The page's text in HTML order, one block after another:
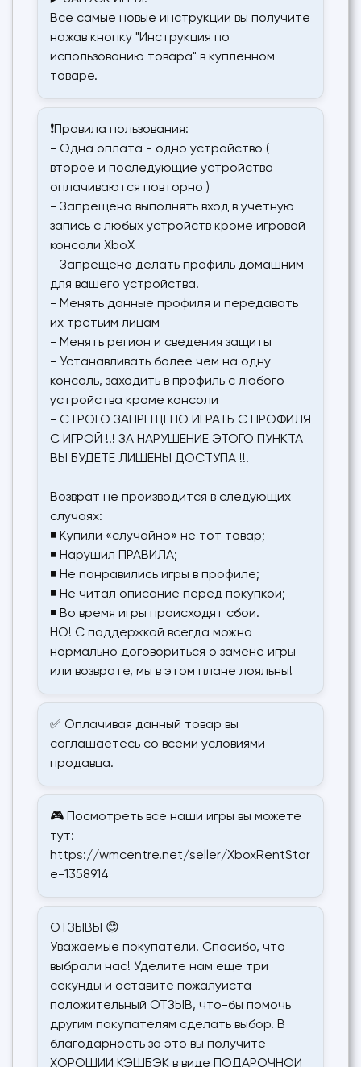
Все самые новые инструкции вы получите
нажав кнопку "Инструкция по
использованию товара" в купленном
товаре.
❗Правила пользования:
- Одна оплата - одно устройство (
второе и последующие устройства
оплачиваются повторно )
- Запрещено выполнять вход в учетную
запись с любых устройств кроме игровой
консоли XboX
- Запрещено делать профиль домашним
для вашего устройства.
- Менять данные профиля и передавать
их третьим лицам
- Менять регион и сведения защиты
- Устанавливать более чем на одну
консоль, заходить в профиль с любого
устройства кроме консоли
- СТРОГО ЗАПРЕЩЕНО ИГРАТЬ С ПРОФИЛЯ
С ИГРОЙ !!! ЗА НАРУШЕНИЕ ЭТОГО ПУНКТА
ВЫ БУДЕТЕ ЛИШЕНЫ ДОСТУПА !!!
Возврат не производится в следующих
случаях:
◾ Купили «случайно» не тот товар;
◾ Нарушил ПРАВИЛА;
◾ Не понравились игры в профиле;
◾ Не читал описание перед покупкой;
◾ Во время игры происходят сбои.
НО! С поддержкой всегда можно
нормально договориться о замене игры
или возврате, мы в этом плане лояльны!
✅ Оплачивая данный товар вы
соглашаетесь со всеми условиями
продавца.
🎮 Посмотреть все наши игры вы можете
тут:
https://wmcentre.net/seller/XboxRentStor
e-1358914
ОТЗЫВЫ 😊
Уважаемые покупатели! Спасибо, что
выбрали нас! Уделите нам еще три
секунды и оставите пожалуйста
положительный ОТЗЫВ, что-бы помочь
другим покупателям сделать выбор. В
благодарность за это вы получите
ХОРОШИЙ КЭШБЭК в виде ПОДАРОЧНОЙ